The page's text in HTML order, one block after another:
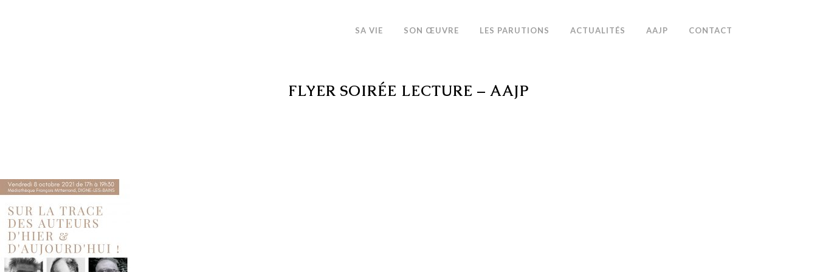
SA VIE SON ŒUVRE LES PARUTIONS ACTUALITÉS AAJP CONTACT
FLYER SOIRÉE LECTURE – AAJP